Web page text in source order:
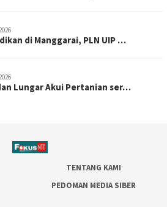
di Manggarai, PLN UIP …
Lungar Akui Pertanian ser…
TENTANG KAMI
PEDOMAN MEDIA SIBER